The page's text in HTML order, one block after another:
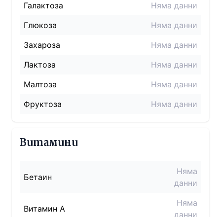
Галактоза
Няма данни
Глюкоза
Няма данни
Захароза
Няма данни
Лактоза
Няма данни
Малтоза
Няма данни
Фруктоза
Няма данни
Витамини
Бетаин
Няма
данни
Витамин A
Няма
данни